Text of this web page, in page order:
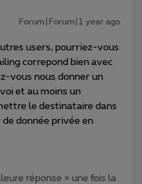
Forum|Forum|1 year ago
users, pourriez-vous
correpond bien avec
vous nous donner un
et au moins un
le destinataire dans
donnée privée en
réponse » une fois la